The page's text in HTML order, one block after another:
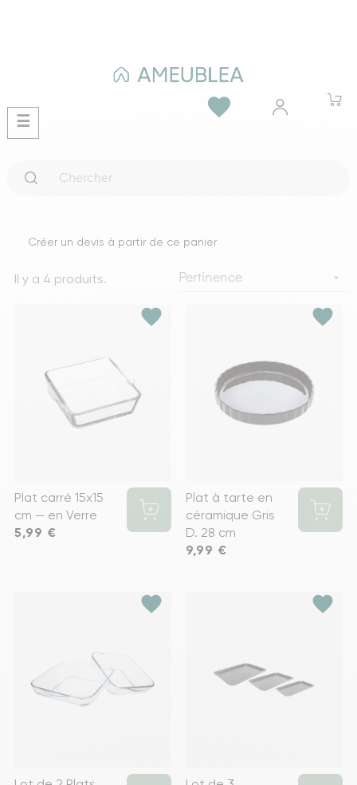
Basculer
la
☰
favorite
Créer un devis à partir de ce panier
Il y a 4 produits. Pertinence 
favorite
Plat carré 15x15
cm — en Verre
Prix
5,99 €
favorite
Plat à tarte en
céramique Gris
D. 28 cm
Prix
9,99 €
favorite favorite